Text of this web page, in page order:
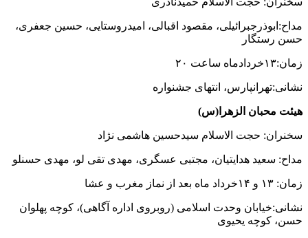
مداح:ابوذرجبرائیلی، مقصود اقبالی، امیدروستایی، حسین جعفری،
حسن رستگار
زمان:۱۳خردادماه ساعت ۲۰
نشانی:تهرانپارس، انتهای جشنواره
هیئت محبان الزهرا(س)
سخنران: حجت الاسلام سیدحسین هاشمی نژاد
مداح: سعید هدایتیان، مجتبی عسگری، مهدی تقی لو، مهدی حسنلو
زمان: ۱۳ و ۱۴خرداد ماه بعد از نماز مغرب و عشا
نشانی:خیابان وحدت اسلامی (روبروی اداره آگاهی)، کوچه پهلوان
حسن، کوچه یحیوی